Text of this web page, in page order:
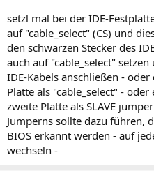
setzl mal bei der IDE-
auf "cable_select" (CS) und
den schwarzen Stecker des
auch auf "cable_select"
IDE-Kabels anschließen - oder
Platte als "cable_select" -
zweite Platte als SLAVE
Jumperns sollte dazu führen,
BIOS erkannt werden - auf
wechseln -